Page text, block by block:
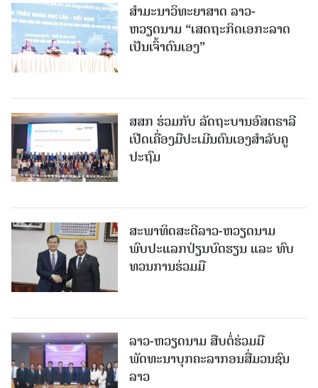
ສຳມະນາວິທະຍາສາດ ລາວ-
ຫວຽດນາມ “ເສດຖະກິດເອກະລາດ
ເປັນເຈົ້າຕົນເອງ”
ສສກ ຮ່ວມກັບ ລັດຖະບານອົສຕຣາລີ
ເປີດເຄື່ອງມືປະເມີນຕົນເອງສຳລັບຄູ
ປະຖົມ
ສະພາທິດສະດີລາວ-ຫວຽດນາມ
ພົບປະແລກປ່ຽນບົດຮຽນ ແລະ ທົບ
ທວນການຮ່ວມມື
ລາວ-ຫວຽດ​ນາມ ສືບ​ຕໍ່​ຮ່ວມ​ມື
ພັດທະນາບຸກຄະລາກອນສື່ມວນຊົນ
ລາວ